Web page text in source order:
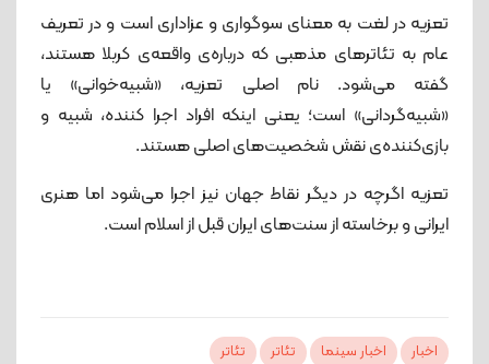
تعزیه در لغت به معنای سوگواری و عزاداری است و در تعریف
عام‌ به تئاترهای مذهبی که درباره‌ی واقعه‌ی کربلا هستند،
گفته می‌شود. نام اصلی تعزیه، «شبیه‌خوانی» یا
«شبیه‌گردانی» است؛ یعنی اینکه افراد اجرا کننده، شبیه و
بازی‌کننده‌ی نقش شخصیت‌های اصلی هستند.
تعزیه اگرچه در دیگر نقاط جهان نیز اجرا می‌شود اما هنری
ایرانی و برخاسته از سنت‌های ایران قبل از اسلام است.
اخبار اخبار سینما تئاتر تئاتر